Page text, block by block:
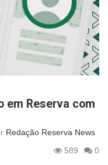
em Reserva com
Redação Reserva News
589
0